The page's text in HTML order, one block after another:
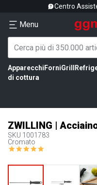
Centro
Menu
Apparecchi
di cottura
ForniGrill
ZWILLING |
SKU 1001783
Cromato